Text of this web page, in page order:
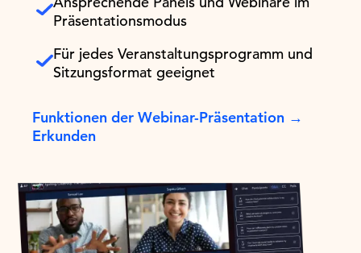
Präsentationsmodus
Für jedes Veranstaltungsprogramm und
Sitzungsformat geeignet
Funktionen der Webinar-Präsentation →
Erkunden